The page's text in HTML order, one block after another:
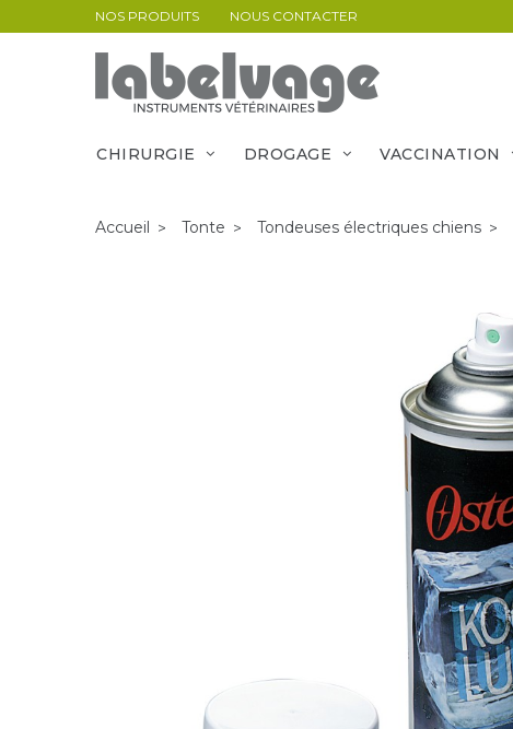
NOS PRODUITS NOUS CONTACTER
CHIRURGIE DROGAGE VACCINATION
Accueil Tonte Tondeuses électriques chiens